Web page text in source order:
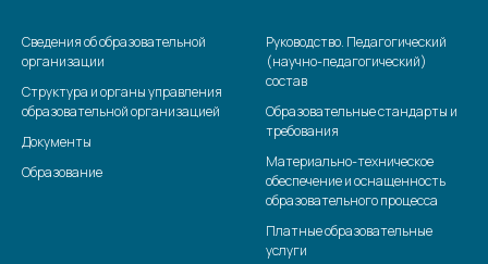
Сведения об образовательной
организации
Структура и органы управления
образовательной организацией
Документы
Образование
Руководство. Педагогический
(научно-педагогический)
состав
Образовательные стандарты и
требования
Материально-техническое
обеспечение и оснащенность
образовательного процесса
Платные образовательные
услуги